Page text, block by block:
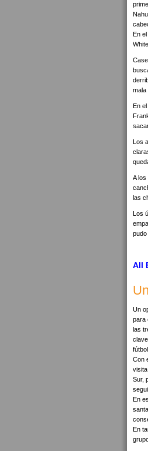
En
mala
En
Los
A
las
Los
All
Un
para
las
fútbol.
Con
Sur,
En
En